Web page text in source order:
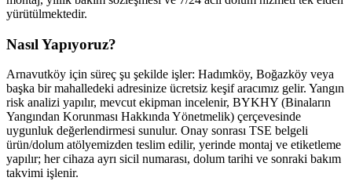
yürütülmektedir.
Nasıl Yapıyoruz?
Arnavutköy için süreç şu şekilde işler: Hadımköy, Boğazköy veya
başka bir mahalledeki adresinize ücretsiz keşif aracımız gelir. Yangın
risk analizi yapılır, mevcut ekipman incelenir, BYKHY (Binaların
Yangından Korunması Hakkında Yönetmelik) çerçevesinde
uygunluk değerlendirmesi sunulur. Onay sonrası TSE belgeli
ürün/dolum atölyemizden teslim edilir, yerinde montaj ve etiketleme
yapılır; her cihaza ayrı sicil numarası, dolum tarihi ve sonraki bakım
takvimi işlenir.